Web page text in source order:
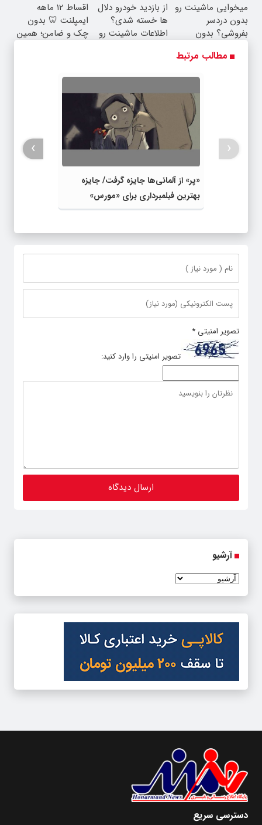
واقعی* میخوایی ماشینت رو
بدون دردسر
بفروشی؟ بدون
از بازدید خودرو دلال
ها خسته شدی؟
اطلاعات ماشینت رو
اقساط ۱۲ ماهه
ایمپلنت 🦷 بدون
چک و ضامن؛ همین
مطالب مرتبط
«پر» از آلمانی‌ها جایزه گرفت/ جایزه
بهترین فیلمبرداری برای «مورس»
‹
›
تصویر امنیتی *
تصویر امنیتی را وارد کنید:
آرشیو
دسترسی سریع